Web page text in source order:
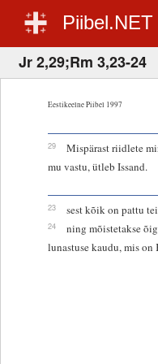
Piibel.NET
Jr 2,29;Rm 3,23-24
Eestikeelne Piibel 1997
29
Mispärast riidlete
mu vastu, ütleb Issand.
23 sest kõik on pattu
24
ning mõistetakse
lunastuse kaudu, mis on